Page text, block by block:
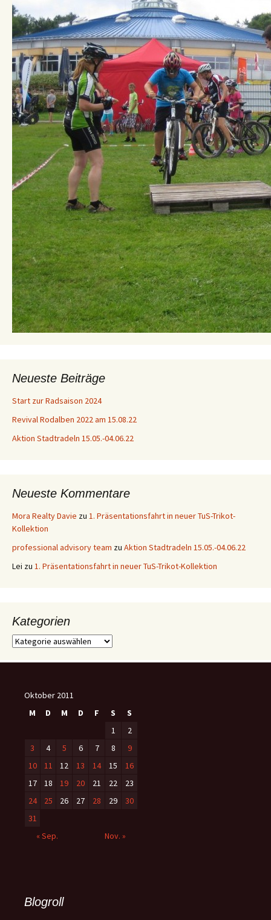
Neueste Beiträge
Start zur Radsaison 2024
Revival Rodalben 2022 am 15.08.22
Aktion Stadtradeln 15.05.-04.06.22
Neueste Kommentare
Mora Realty Davie zu 1. Präsentationsfahrt in neuer TuS-Trikot-
Kollektion
professional advisory team zu Aktion Stadtradeln 15.05.-04.06.22
Lei zu 1. Präsentationsfahrt in neuer TuS-Trikot-Kollektion
Kategorien
Kategorien
Oktober 2011
M
D M D F S
S
1
2
3
4 5 6 7 8
9
10
11 12 13 14 15
16
17
18 19 20 21 22
23
24
25 26 27 28 29
30
31
« Sep.
Nov. »
Blogroll